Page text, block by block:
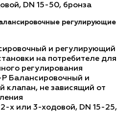
DN 15-50, бронза
регулирующие
и регулирующий
на потребителе для
регулирования
P Балансировочный и
клапан, не зависящий от
2-х или 3-ходовой, DN 15-25,